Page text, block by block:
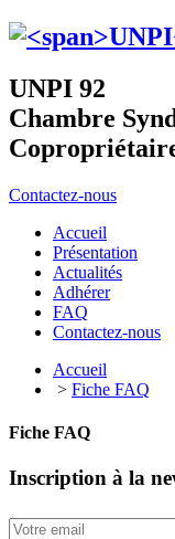
UNPI 92
Chambre
Contactez-nous
Accueil
Présentation
Actualités
Adhérer
FAQ
Contactez-nous
Accueil
> Fiche FAQ
Fiche FAQ
Inscription à la